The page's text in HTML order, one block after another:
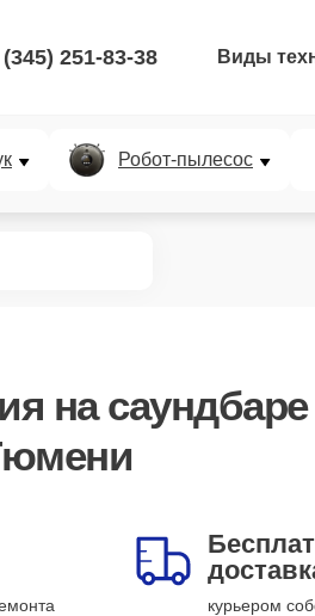
251-83-38 Виды
Робот-пылесос
на саундбаре
курьером